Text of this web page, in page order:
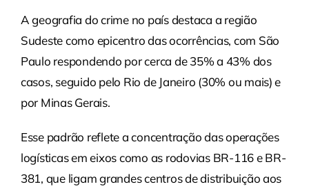
A geografia do crime no país destaca a região
Sudeste como epicentro das ocorrências, com São
Paulo respondendo por cerca de 35% a 43% dos
casos, seguido pelo Rio de Janeiro (30% ou mais) e
por Minas Gerais.
Esse padrão reflete a concentração das operações
logísticas em eixos como as rodovias BR-116 e BR-
381, que ligam grandes centros de distribuição aos